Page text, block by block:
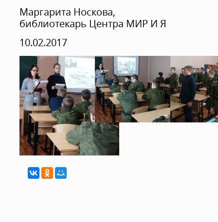
Маргарита Носкова,
библиотекарь Центра МИР И Я
10.02.2017